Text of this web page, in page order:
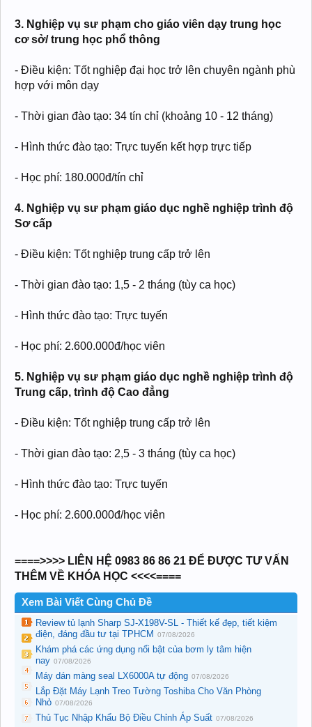
3. Nghiệp vụ sư phạm cho giáo viên dạy trung học
cơ sở/ trung học phổ thông
- Điều kiện: Tốt nghiệp đại học trở lên chuyên ngành phù
hợp với môn dạy
- Thời gian đào tạo: 34 tín chỉ (khoảng 10 - 12 tháng)
- Hình thức đào tạo: Trực tuyến kết hợp trực tiếp
- Học phí: 180.000đ/tín chỉ
4. Nghiệp vụ sư phạm giáo dục nghề nghiệp trình độ
Sơ cấp
- Điều kiện: Tốt nghiệp trung cấp trở lên
- Thời gian đào tạo: 1,5 - 2 tháng (tùy ca học)
- Hình thức đào tạo: Trực tuyến
- Học phí: 2.600.000đ/học viên
5. Nghiệp vụ sư phạm giáo dục nghề nghiệp trình độ
Trung cấp, trình độ Cao đẳng
- Điều kiện: Tốt nghiệp trung cấp trở lên
- Thời gian đào tạo: 2,5 - 3 tháng (tùy ca học)
- Hình thức đào tạo: Trực tuyến
- Học phí: 2.600.000đ/học viên
====>>>> LIÊN HỆ 0983 86 86 21 ĐỂ ĐƯỢC TƯ VẤN
THÊM VỀ KHÓA HỌC <<<<====
Xem Bài Viết Cùng Chủ Đề
Review tủ lạnh Sharp SJ-X198V-SL - Thiết kế đẹp, tiết kiệm
điện, đáng đầu tư tại TPHCM
07/08/2026
Khám phá các ứng dụng nổi bật của bơm ly tâm hiện
nay 07/08/2026
Máy dán màng seal LX6000A tự động 07/08/2026
Lắp Đặt Máy Lạnh Treo Tường Toshiba Cho Văn Phòng
Nhỏ 07/08/2026
Thủ Tục Nhập Khẩu Bộ Điều Chỉnh Áp Suất 07/08/2026